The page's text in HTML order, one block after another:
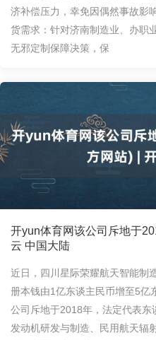
济补偿压力，幸免因偶然事故
货需求：针对济南制造业、办职
无邪定制保障决策，保
开yun体育网该公司斥地于
云 中国大陆
近日，四川星际荣耀航天智能制
册本钱由1亿东谈主民币增至5亿
公司斥地于2018年，法定代表
发动机研发与制造、民用航天辐